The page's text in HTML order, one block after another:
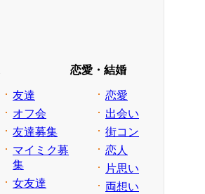
友達
オフ会
友達募集
マイミク募
集
女友達
恋愛・結婚
恋愛
出会い
街コン
恋人
片思い
両想い